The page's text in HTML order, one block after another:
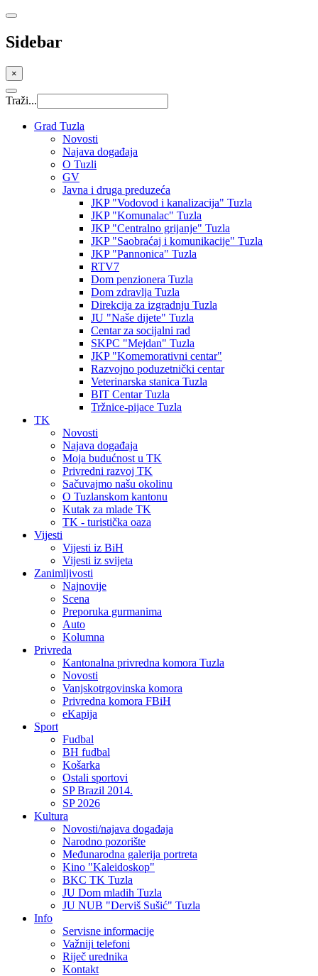
Sidebar
×
Traži...
Grad Tuzla
Novosti
Najava događaja
O Tuzli
GV
Javna i druga preduzeća
JKP "Vodovod i kanalizacija" Tuzla
JKP "Komunalac" Tuzla
JKP "Centralno grijanje" Tuzla
JKP "Saobraćaj i komunikacije" Tuzla
JKP "Pannonica" Tuzla
RTV7
Dom penzionera Tuzla
Dom zdravlja Tuzla
Direkcija za izgradnju Tuzla
JU "Naše dijete" Tuzla
Centar za socijalni rad
SKPC "Mejdan" Tuzla
JKP "Komemorativni centar"
Razvojno poduzetnički centar
Veterinarska stanica Tuzla
BIT Centar Tuzla
Tržnice-pijace Tuzla
TK
Novosti
Najava događaja
Moja budućnost u TK
Privredni razvoj TK
Sačuvajmo našu okolinu
O Tuzlanskom kantonu
Kutak za mlade TK
TK - turistička oaza
Vijesti
Vijesti iz BiH
Vijesti iz svijeta
Zanimljivosti
Najnovije
Scena
Preporuka gurmanima
Auto
Kolumna
Privreda
Kantonalna privredna komora Tuzla
Novosti
Vanjskotrgovinska komora
Privredna komora FBiH
eKapija
Sport
Fudbal
BH fudbal
Košarka
Ostali sportovi
SP Brazil 2014.
SP 2026
Kultura
Novosti/najava događaja
Narodno pozorište
Međunarodna galerija portreta
Kino "Kaleidoskop"
BKC TK Tuzla
JU Dom mladih Tuzla
JU NUB "Derviš Sušić" Tuzla
Info
Servisne informacije
Važniji telefoni
Riječ urednika
Kontakt